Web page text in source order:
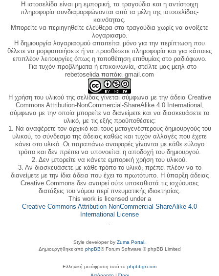
Η ιστοσελίδα είναι μη εμπορική, τα τραγούδια και η αντίστοιχη
πληροφορία συνδιαμορφώνονται από τα μέλη της ιστοσελίδας-
κοινότητας.
Μπορείτε να περιηγηθείτε ελεύθερα στα τραγούδια χωρίς να ανοίξετε
λογαριασμό.
Η δημιουργία λογαριασμού απαιτείται μόνο για την περίπτωση που
θέλετε να μορφοποιήσετε ή να προσθέσετε πληροφορία και για κάποιες
επιπλέον λειτουργίες όπως η τοποθέτηση επιθυμίας στο ραδιόφωνο.
Για τυχόν προβλήματα ή επικοινωνία, στείλτε μας μεηλ στο
rebetoselida παπάκι gmail.com
Η χρήση του υλικού της σελίδας γίνεται σύμφωνα με την άδεια Creative
Commons Attribution-NonCommercial-ShareAlike 4.0 International,
σύμφωνα με την οποία μπορείτε να διανείμετε και να διασκευάσετε το
υλικό, με τις εξής προϋποθέσεις:
1. Να αναφέρετε τον αρχικό και τους μεταγενέστερους δημιουργούς του
υλικού, το σύνδεσμο της άδειας καθώς και τυχόν αλλαγές που έχετε
κάνει στο υλικό. Οι παραπάνω αναφορές γίνονται με κάθε εύλογο
τρόπο και δεν πρέπει να υπονοείται η αποδοχή του δημιουργού.
2. Δεν μπορείτε να κάνετε εμπορική χρήση του υλικού.
3. Αν διασκευάσετε με κάθε τρόπο το υλικό, πρέπει πλέον να το
διανείμετε με την ίδια άδεια που έχει το πρωτότυπο. Η ύπαρξη άδειας
Creative Commons δεν αναιρεί ούτε υποκαθιστά τις ισχύουσες
διατάξεις του νόμου περί πνευματικής ιδιοκτησίας.
This work is licensed under a
Creative Commons Attribution-NonCommercial-ShareAlike 4.0
International License
.
Style developer by Zuma Portal
Δημιουργήθηκε από phpBB® Forum Software © phpBB Limited
Ελληνική μετάφραση από το phpbbgr.com